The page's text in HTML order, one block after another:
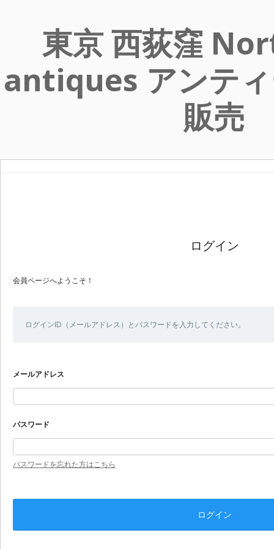
東京 西荻窪
antiques アンテ
販売
ログイン
会員ページへようこそ！
ログインID（メールアドレス）とパスワードを入力してください。
メールアドレス
パスワード
パスワードを忘れた方はこちら